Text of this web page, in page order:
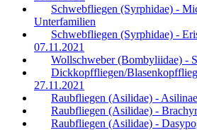
Schwebfliegen (Syrphidae) -
Unterfamilien
Schwebfliegen (Syrphidae) -
07.11.2021
Wollschweber (Bombyliidae) -
Dickkopffliegen/
27.11.2021
Raubfliegen (Asilidae) -
Raubfliegen (Asilidae) -
Raubfliegen (Asilidae) -